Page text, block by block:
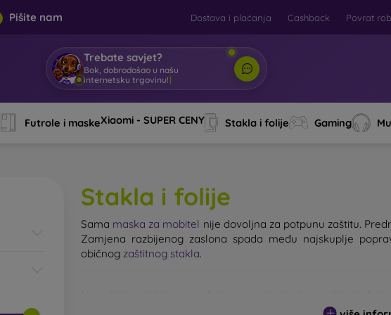
Pišite nam Dostava i plaćanja Cashback Povrat
Trebate savjet?
Bok, dobrodošao u našu
internetsku trgovinu! |
Futrole i maskeXiaomi - SUPER CENY Stakla i folije Gaming
Stakla i folije
Sama maska za mobitel nije dovoljna za potpunu zaštitu.
Zamjena razbijenog zaslona spada među najskuplje
običnog zaštitnog stakla.
kaljenog stakla ne treba podcjenjivati. Što je staklo